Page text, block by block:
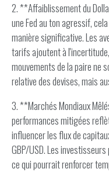
2. **Affaiblissement du
une Fed au ton agressif,
manière significative. Les
tarifs ajoutent à
mouvements de la paire ne
relative des devises, mais
3. **Marchés Mondiaux
performances mitigées
influencer les flux de
GBP/USD. Les
ce qui pourrait renforcer